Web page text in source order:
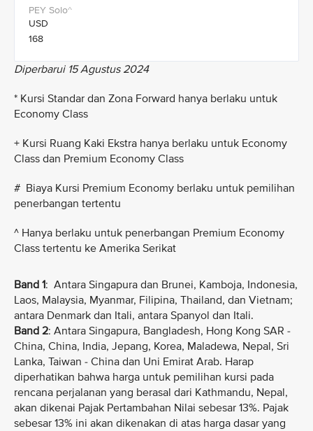
USD
168
Diperbarui 15 Agustus 2024
* Kursi Standar dan Zona Forward hanya berlaku untuk
Economy Class
+ Kursi Ruang Kaki Ekstra hanya berlaku untuk Economy
Class dan Premium Economy Class
# Biaya Kursi Premium Economy berlaku untuk pemilihan
penerbangan tertentu
^ Hanya berlaku untuk penerbangan Premium Economy
Class tertentu ke Amerika Serikat
Band 1: Antara Singapura dan Brunei, Kamboja, Indonesia,
Laos, Malaysia, Myanmar, Filipina, Thailand, dan Vietnam;
antara Denmark dan Itali, antara Spanyol dan Itali.
Band 2: Antara Singapura, Bangladesh, Hong Kong SAR -
China, China, India, Jepang, Korea, Maladewa, Nepal, Sri
Lanka, Taiwan - China dan Uni Emirat Arab. Harap
diperhatikan bahwa harga untuk pemilihan kursi pada
rencana perjalanan yang berasal dari Kathmandu, Nepal,
akan dikenai Pajak Pertambahan Nilai sebesar 13%. Pajak
sebesar 13% ini akan dikenakan di atas harga dasar yang